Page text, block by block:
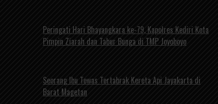
Peringati Hari Bhayangkara ke-79, Kapolres Kediri Kota
Pimpin Ziarah dan Tabur Bunga di TMP Joyoboyo
Seorang Ibu Tewas Tertabrak Kereta Api Jayakarta di
Barat Magetan